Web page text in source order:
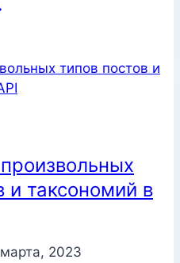
и таксономий в
2023